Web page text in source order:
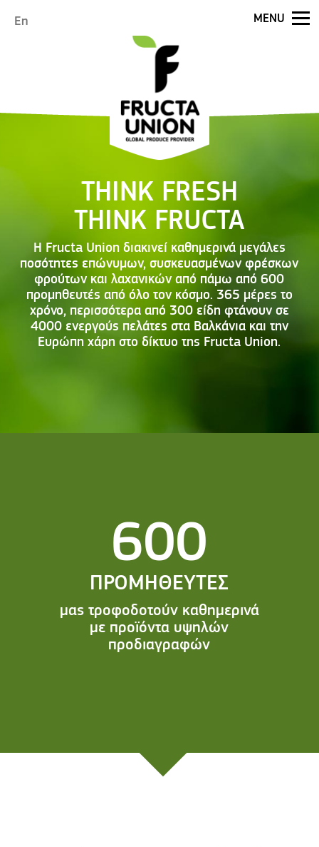
MENU
En
THINK FRESH
THINK FRUCTA
Η Fructa Union διακινεί καθημερινά μεγάλες
ποσότητες επώνυμων, συσκευασμένων φρέσκων
φρούτων και λαχανικών από πάμω από 600
προμηθευτές από όλο τον κόσμο. 365 μέρες το
χρόνο, περισσότερα από 300 είδη φτάνουν σε
4000 ενεργούς πελάτες στα Βαλκάνια και την
Ευρώπη χάρη στο δίκτυο της Fructa Union.
600
ΠΡΟΜΗΘΕΥΤΕΣ
μας τροφοδοτούν καθημερινά
με προϊόντα υψηλών
προδιαγραφών